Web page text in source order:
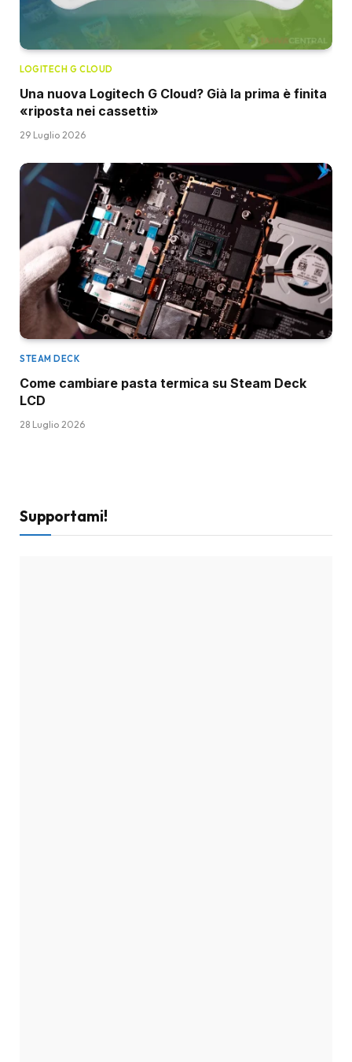
LOGITECH G CLOUD
Una nuova Logitech G Cloud? Già la prima è finita
«riposta nei cassetti»
29 Luglio 2026
STEAM DECK
Come cambiare pasta termica su Steam Deck
LCD
28 Luglio 2026
Supportami!